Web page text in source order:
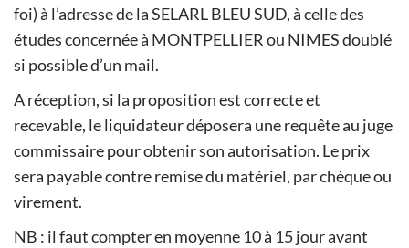
foi) à l’adresse de la SELARL BLEU SUD, à celle des
études concernée à MONTPELLIER ou NIMES doublé
si possible d’un mail.
A réception, si la proposition est correcte et
recevable, le liquidateur déposera une requête au juge
commissaire pour obtenir son autorisation. Le prix
sera payable contre remise du matériel, par chèque ou
virement.
NB : il faut compter en moyenne 10 à 15 jour avant